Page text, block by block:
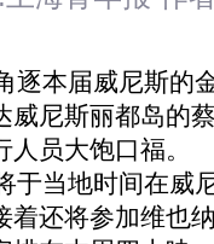
逐本届威尼斯的
威尼斯丽都岛的
员大饱口福。
于当地时间在威
着还将参加维也